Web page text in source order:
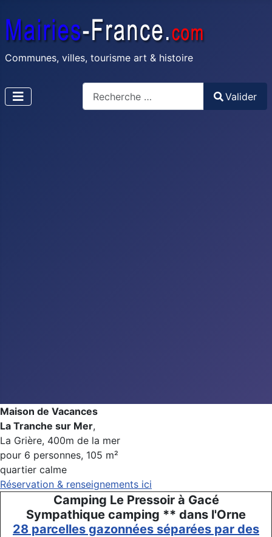
Communes, villes, tourisme art & histoire
Valider
Maison de Vacances
La Tranche sur Mer,
La Grière, 400m de la mer
pour 6 personnes, 105 m²
quartier calme
Réservation & renseignements ici
Camping Le Pressoir à Gacé
Sympathique camping ** dans l'Orne
28 parcelles gazonnées séparées par des